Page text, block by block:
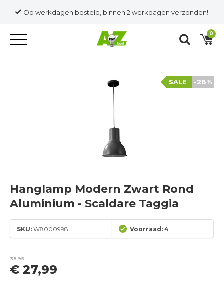
Op werkdagen besteld, binnen 2 werkdagen verzonden!
0
-28%
SALE
Hanglamp Modern Zwart Rond
Aluminium - Scaldare Taggia
SKU: W8000998 Voorraad: 4
38,95
€ 27,99